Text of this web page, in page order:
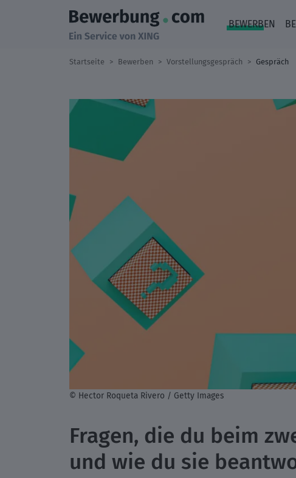
BEWERBEN
Startseite Bewerben Vorstellungsgespräch Gespräch
© Hector Roqueta Rivero / Getty Images
Fragen, die du beim
und wie du sie